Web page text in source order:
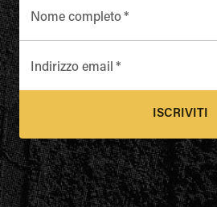
Nome completo*
Indirizzo email *
ISCRIVITI